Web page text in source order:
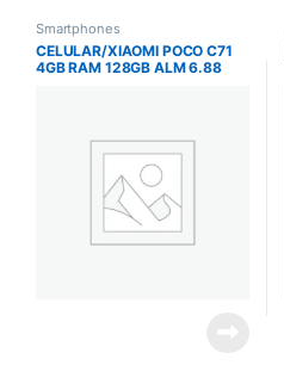
Smartphones
CELULAR/XIAOMI POCO C71
4GB RAM 128GB ALM 6.88